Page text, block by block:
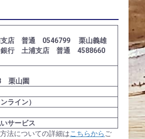
支店 普通 0546799 栗山義雄
銀行 土浦支店 普通 4588660
栗山園
ライン）
サービス
法についての詳細はこちらから ご